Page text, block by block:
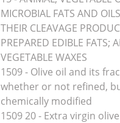
MICROBIAL FATS AND
THEIR CLEAVAGE
PREPARED EDIBLE FATS;
VEGETABLE WAXES
1509 - Olive oil and its
whether or not refined,
chemically modified
1509 20 - Extra virgin